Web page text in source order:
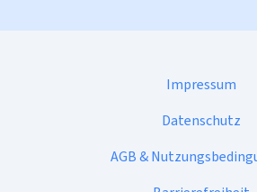
Impressum
Datenschutz
AGB &